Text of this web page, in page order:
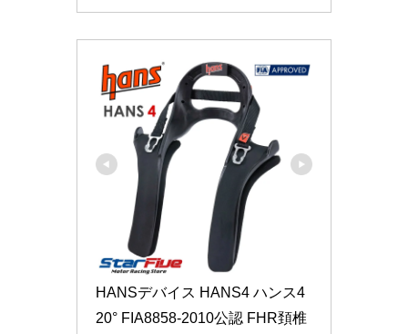
HANSデバイス HANS4 ハンス4
20° FIA8858-2010公認 FHR頚椎